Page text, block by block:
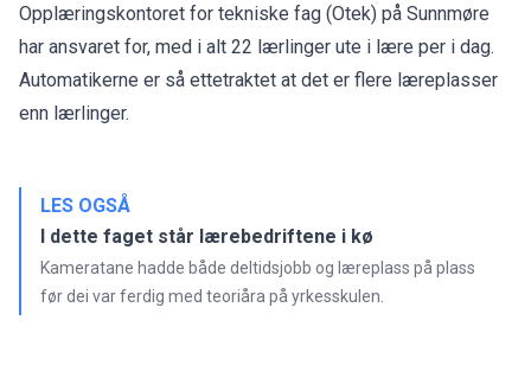
Opplæringskontoret for tekniske fag (Otek) på Sunnmøre
har ansvaret for, med i alt 22 lærlinger ute i lære per i dag.
Automatikerne er så ettetraktet at det er flere læreplasser
enn lærlinger.
LES OGSÅ
I dette faget står lærebedriftene i kø
Kameratane hadde både deltidsjobb og læreplass på plass
før dei var ferdig med teoriåra på yrkesskulen.